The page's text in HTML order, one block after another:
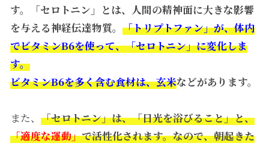
す。「セロトニン」とは、人間の精神面に大きな影響
を与える神経伝達物質。 「トリプトファン」が、体内
でビタミンB6を使って、「セロトニン」に変化しま
す。
ビタミンB6を多く含む食材は、玄米などがあります。
また、 「セロトニン」は、「日光を浴びること」と、
「適度な運動」で活性化されます。なので、朝起きた